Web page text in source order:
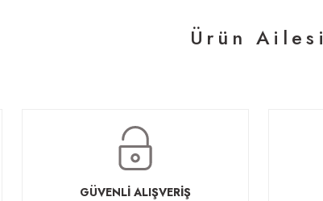
Ürün Ailesi
GÜVENLİ ALIŞVERİŞ